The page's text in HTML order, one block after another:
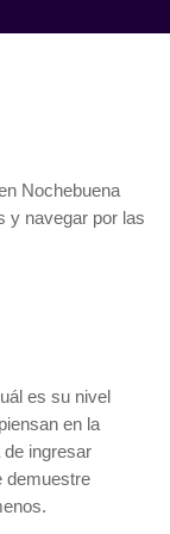
Nochebuena
y navegar por las
es su nivel
en la
ingresar
demuestre